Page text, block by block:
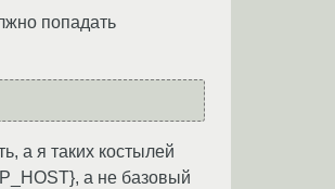
попадать
а я таких костылей
а не базовый